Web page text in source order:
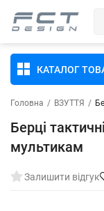
КАТАЛОГ
Головна / ВЗУТТЯ /
Берці
мультикам
Залишити відгук